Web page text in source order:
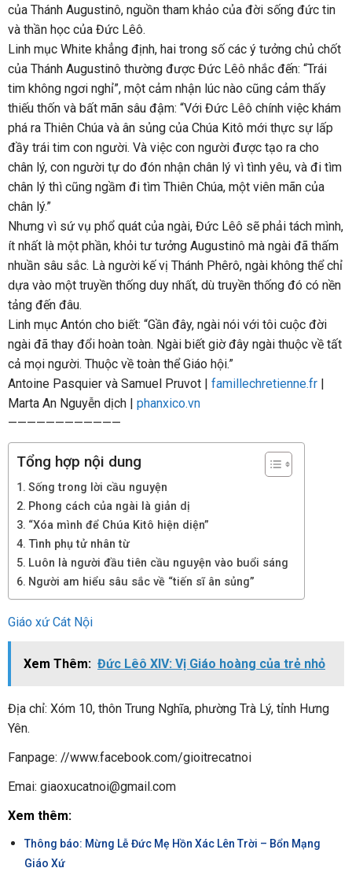
của Thánh Augustinô, nguồn tham khảo của đời sống đức tin
và thần học của Đức Lêô.
Linh mục White khẳng định, hai trong số các ý tưởng chủ chốt
của Thánh Augustinô thường được Đức Lêô nhắc đến: “Trái
tim không ngơi nghỉ”, một cảm nhận lúc nào cũng cảm thấy
thiếu thốn và bất mãn sâu đậm: “Với Đức Lêô chính việc khám
phá ra Thiên Chúa và ân sủng của Chúa Kitô mới thực sự lấp
đầy trái tim con người. Và việc con người được tạo ra cho
chân lý, con người tự do đón nhận chân lý vì tình yêu, và đi tìm
chân lý thì cũng ngầm đi tìm Thiên Chúa, một viên mãn của
chân lý.”
Nhưng vì sứ vụ phổ quát của ngài, Đức Lêô sẽ phải tách mình,
ít nhất là một phần, khỏi tư tưởng Augustinô mà ngài đã thấm
nhuần sâu sắc. Là người kế vị Thánh Phêrô, ngài không thể chỉ
dựa vào một truyền thống duy nhất, dù truyền thống đó có nền
tảng đến đâu.
Linh mục Antón cho biết: “Gần đây, ngài nói với tôi cuộc đời
ngài đã thay đổi hoàn toàn. Ngài biết giờ đây ngài thuộc về tất
cả mọi người. Thuộc về toàn thể Giáo hội.”
Antoine Pasquier và Samuel Pruvot | famillechretienne.fr |
Marta An Nguyễn dịch | phanxico.vn
————————————
Tổng hợp nội dung
Sống trong lời cầu nguyện
Phong cách của ngài là giản dị
“Xóa mình để Chúa Kitô hiện diện”
Tình phụ tử nhân từ
Luôn là người đầu tiên cầu nguyện vào buổi sáng
Người am hiểu sâu sắc về “tiến sĩ ân sủng”
Giáo xứ Cát Nội
Xem Thêm: Đức Lêô XIV: Vị Giáo hoàng của trẻ nhỏ
Địa chỉ: Xóm 10, thôn Trung Nghĩa, phường Trà Lý, tỉnh Hưng
Yên.
Fanpage: //www.facebook.com/gioitrecatnoi
Emai: giaoxucatnoi@gmail.com
Xem thêm:
Thông báo: Mừng Lễ Đức Mẹ Hồn Xác Lên Trời – Bổn Mạng
Giáo Xứ